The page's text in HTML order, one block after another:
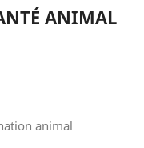
ANIMAL
animal